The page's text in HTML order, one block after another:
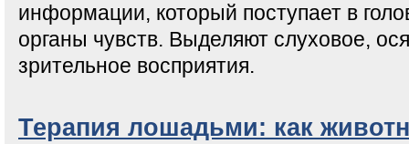
информации, который поступает в
органы чувств. Выделяют слуховое,
зрительное восприятия.
Терапия лошадьми: как